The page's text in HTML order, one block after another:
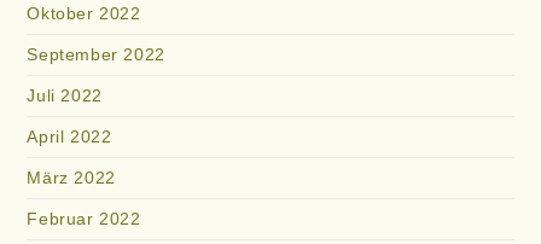
Oktober 2022
September 2022
Juli 2022
April 2022
März 2022
Februar 2022